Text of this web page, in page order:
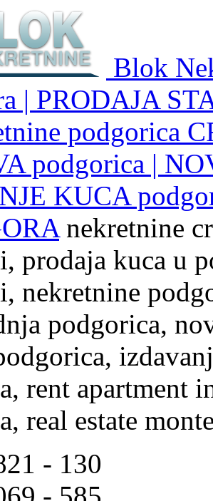
Blok
| PRODAJA
podgorica
podgorica |
KUCA
nekretnine
prodaja kuca u
nekretnine
podgorica,
rent apartment
real estate
- 130